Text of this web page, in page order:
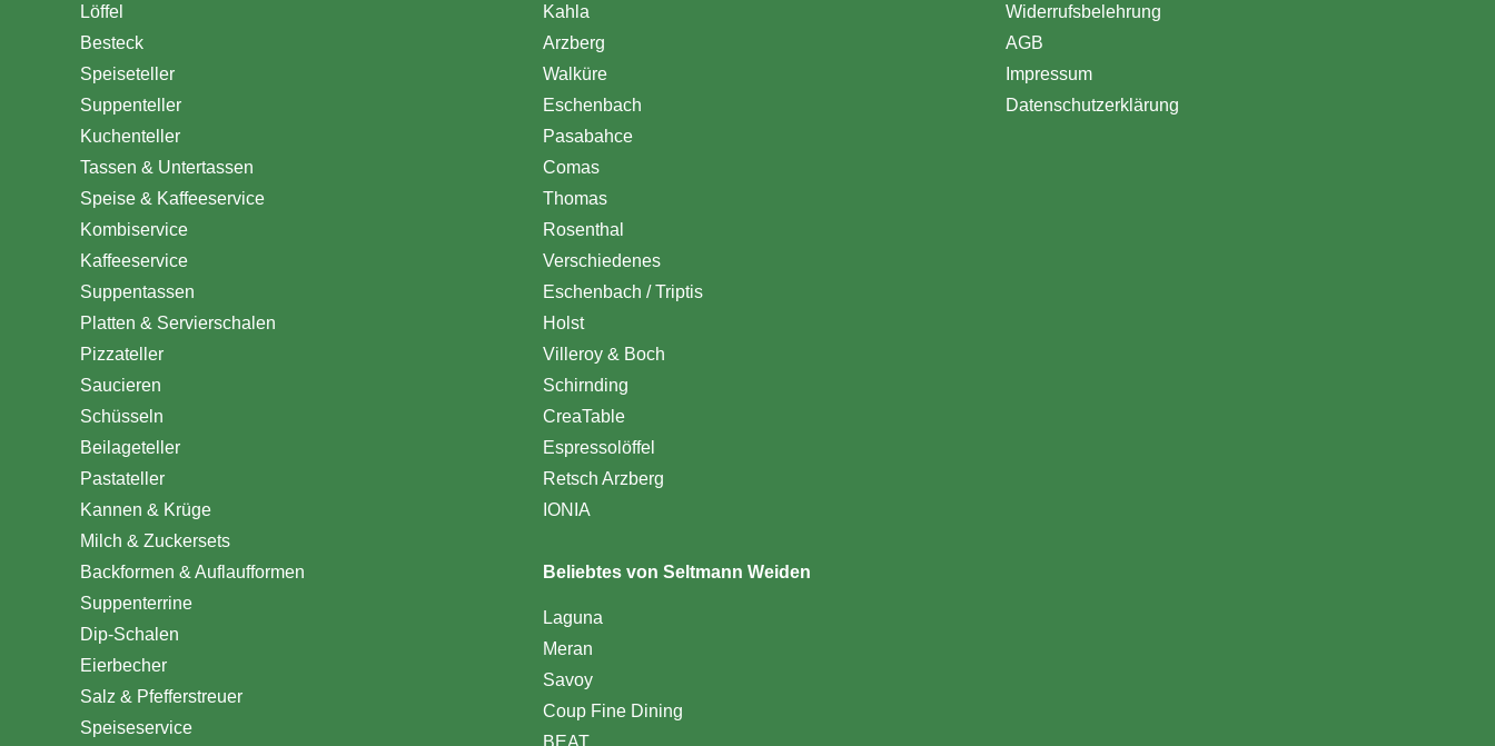
Löffel
Besteck
Speiseteller
Suppenteller
Kuchenteller
Tassen & Untertassen
Speise & Kaffeeservice
Kombiservice
Kaffeeservice
Suppentassen
Platten & Servierschalen
Pizzateller
Saucieren
Schüsseln
Beilageteller
Pastateller
Kannen & Krüge
Milch & Zuckersets
Backformen & Auflaufformen
Suppenterrine
Dip-Schalen
Eierbecher
Salz & Pfefferstreuer
Speiseservice
Kahla
Arzberg
Walküre
Eschenbach
Pasabahce
Comas
Thomas
Rosenthal
Verschiedenes
Eschenbach / Triptis
Holst
Villeroy & Boch
Schirnding
CreaTable
Espressolöffel
Retsch Arzberg
IONIA
Beliebtes von Seltmann Weiden
Laguna
Meran
Savoy
Coup Fine Dining
BEAT
Widerrufsbelehrung
AGB
Impressum
Datenschutzerklärung